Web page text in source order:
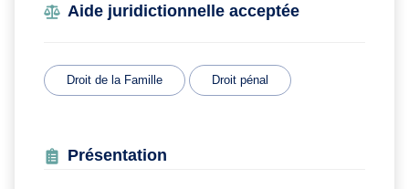
Aide juridictionnelle acceptée
Droit de la Famille Droit pénal
Présentation